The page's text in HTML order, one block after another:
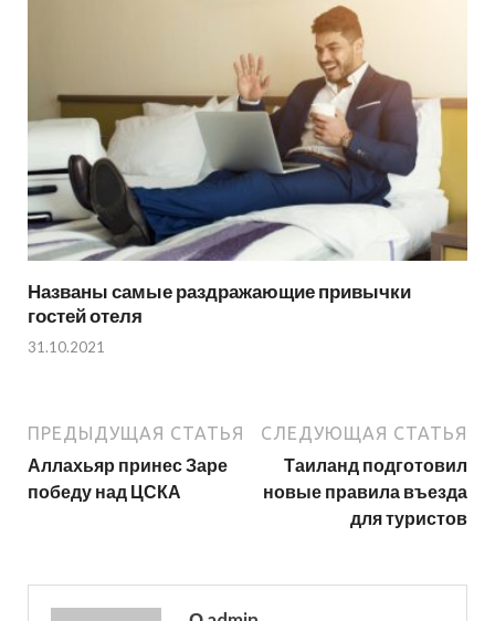
Названы самые раздражающие привычки
гостей отеля
31.10.2021
ПРЕДЫДУЩАЯ СТАТЬЯ
Аллахьяр принес Заре
победу над ЦСКА
СЛЕДУЮЩАЯ СТАТЬЯ
Таиланд подготовил
новые правила въезда
для туристов